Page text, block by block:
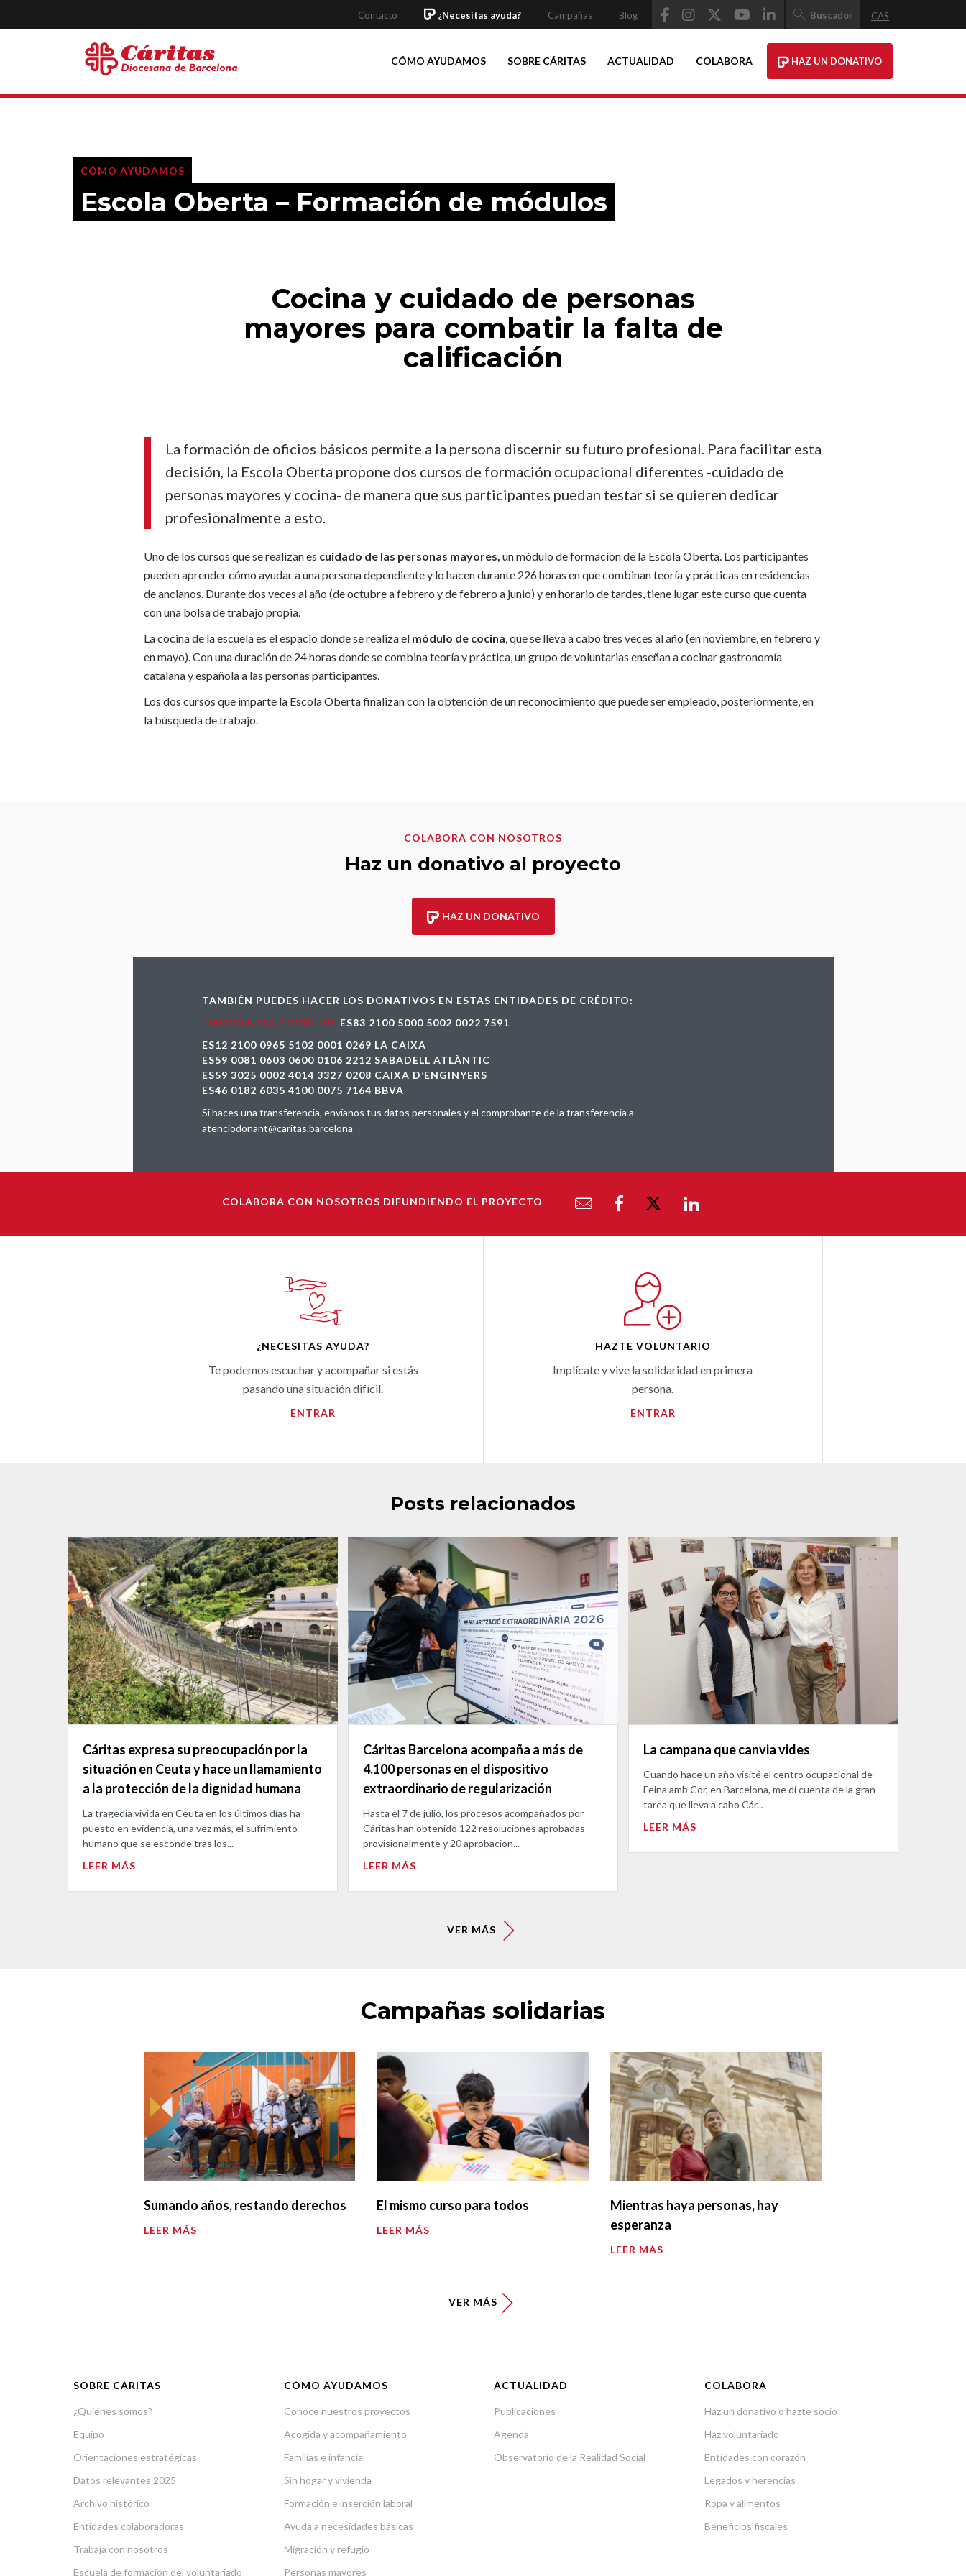
Contacto ¿Necesitas ayuda? Campañas Blog Buscador CAS
CÓMO AYUDAMOS SOBRE CÁRITAS ACTUALIDAD COLABORA HAZ UN DONATIVO
CÓMO AYUDAMOS
Escola Oberta – Formación de módulos
Cocina y cuidado de personas
mayores para combatir la falta de
calificación
La formación de oficios básicos permite a la persona discernir su futuro profesional. Para facilitar esta
decisión, la Escola Oberta propone dos cursos de formación ocupacional diferentes -cuidado de
personas mayores y cocina- de manera que sus participantes puedan testar si se quieren dedicar
profesionalmente a esto.
Uno de los cursos que se realizan es cuidado de las personas mayores, un módulo de formación de la Escola Oberta. Los participantes
pueden aprender cómo ayudar a una persona dependiente y lo hacen durante 226 horas en que combinan teoría y prácticas en residencias
de ancianos. Durante dos veces al año (de octubre a febrero y de febrero a junio) y en horario de tardes, tiene lugar este curso que cuenta
con una bolsa de trabajo propia.
La cocina de la escuela es el espacio donde se realiza el módulo de cocina, que se lleva a cabo tres veces al año (en noviembre, en febrero y
en mayo). Con una duración de 24 horas donde se combina teoría y práctica, un grupo de voluntarias enseñan a cocinar gastronomía
catalana y española a las personas participantes.
Los dos cursos que imparte la Escola Oberta finalizan con la obtención de un reconocimiento que puede ser empleado, posteriormente, en
la búsqueda de trabajo.
COLABORA CON NOSOTROS
Haz un donativo al proyecto
HAZ UN DONATIVO
TAMBIÉN PUEDES HACER LOS DONATIVOS EN ESTAS ENTIDADES DE CRÉDITO:
EMERGENCIA COVID-19: ES83 2100 5000 5002 0022 7591
ES12 2100 0965 5102 0001 0269 LA CAIXA
ES59 0081 0603 0600 0106 2212 SABADELL ATLÀNTIC
ES59 3025 0002 4014 3327 0208 CAIXA D’ENGINYERS
ES46 0182 6035 4100 0075 7164 BBVA
Si haces una transferencia, envíanos tus datos personales y el comprobante de la transferencia a
atenciodonant@caritas.barcelona
COLABORA CON NOSOTROS DIFUNDIENDO EL PROYECTO
¿NECESITAS AYUDA?
Te podemos escuchar y acompañar si estás
pasando una situación difícil.
ENTRAR
HAZTE VOLUNTARIO
Implícate y vive la solidaridad en primera
persona.
ENTRAR
Posts relacionados
Cáritas expresa su preocupación por la
situación en Ceuta y hace un llamamiento
a la protección de la dignidad humana
La tragedia vivida en Ceuta en los últimos días ha
puesto en evidencia, una vez más, el sufrimiento
humano que se esconde tras los...
LEER MÁS
Cáritas Barcelona acompaña a más de
4.100 personas en el dispositivo
extraordinario de regularización
Hasta el 7 de julio, los procesos acompañados por
Cáritas han obtenido 122 resoluciones aprobadas
provisionalmente y 20 aprobacion...
LEER MÁS
La campana que canvia vides
Cuando hace un año visité el centro ocupacional de
Feina amb Cor, en Barcelona, me di cuenta de la gran
tarea que lleva a cabo Cár...
LEER MÁS
VER MÁS
Campañas solidarias
Sumando años, restando derechos
LEER MÁS
El mismo curso para todos
LEER MÁS
Mientras haya personas, hay
esperanza
LEER MÁS
VER MÁS
SOBRE CÁRITAS
¿Quiénes somos?
Equipo
Orientaciones estratégicas
Datos relevantes 2025
Archivo histórico
Entidades colaboradoras
Trabaja con nosotros
Escuela de formación del voluntariado
CÓMO AYUDAMOS
Conoce nuestros proyectos
Acogida y acompañamiento
Familias e infancia
Sin hogar y vivienda
Formación e inserción laboral
Ayuda a necesidades básicas
Migración y refugio
Personas mayores
ACTUALIDAD
Publicaciones
Agenda
Observatorio de la Realidad Social
COLABORA
Haz un donativo o hazte socio
Haz voluntariado
Entidades con corazón
Legados y herencias
Ropa y alimentos
Beneficios fiscales